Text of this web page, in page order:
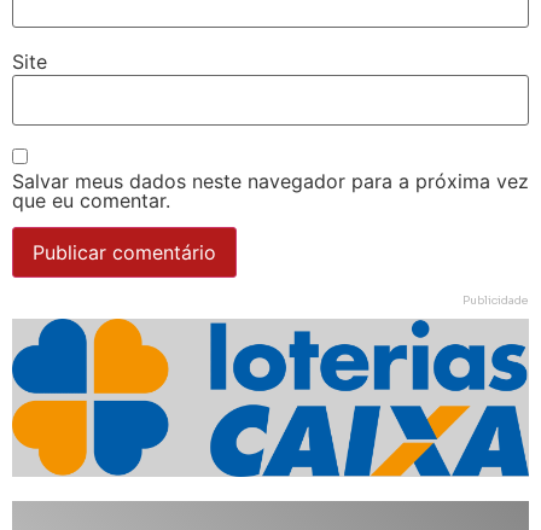
Site
Salvar meus dados neste navegador para a próxima vez
que eu comentar.
Publicidade